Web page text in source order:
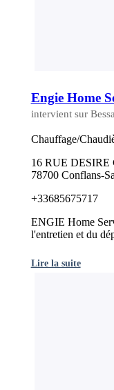
Engie Home
intervient sur
Chauffage/
16 RUE
78700 Conflans-
+33685675717
ENGIE Home
l'entretien et du
Lire la suite